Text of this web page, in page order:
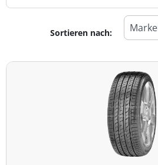
Reifentyp
Alle Arten (1)
Ganzjahresreifen (0)
Sortieren nach: